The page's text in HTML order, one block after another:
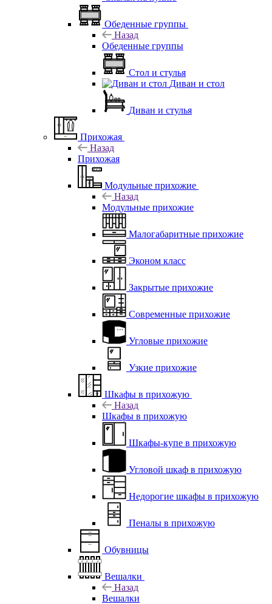
Обеденные группы
Назад
Обеденные группы
Стол и стулья
Диван и стол
Диван и стулья
Прихожая
Назад
Прихожая
Модульные прихожие
Назад
Модульные прихожие
Малогабаритные прихожие
Эконом класс
Закрытые прихожие
Современные прихожие
Угловые прихожие
Узкие прихожие
Шкафы в прихожую
Назад
Шкафы в прихожую
Шкафы-купе в прихожую
Угловой шкаф в прихожую
Недорогие шкафы в прихожую
Пеналы в прихожую
Обувницы
Вешалки
Назад
Вешалки